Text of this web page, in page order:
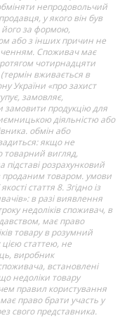
непродовольчий
у якого він був
за формою,
або з інших причин не
Споживач має
чотирнадцяти
вживається в
України «про захист
замовляє,
замовити продукцію для
діяльністю або
обмін або
якщо не
товарний вигляд,
підставі розрахунковий
проданим товаром. умови
стаття 8. Згідно із
в разі виявлення
недоліків споживач, в
має право
товару в розумний
статтею, не
виробник
встановлені
недоліки товару
правил користування
право брати участь у
свого представника.